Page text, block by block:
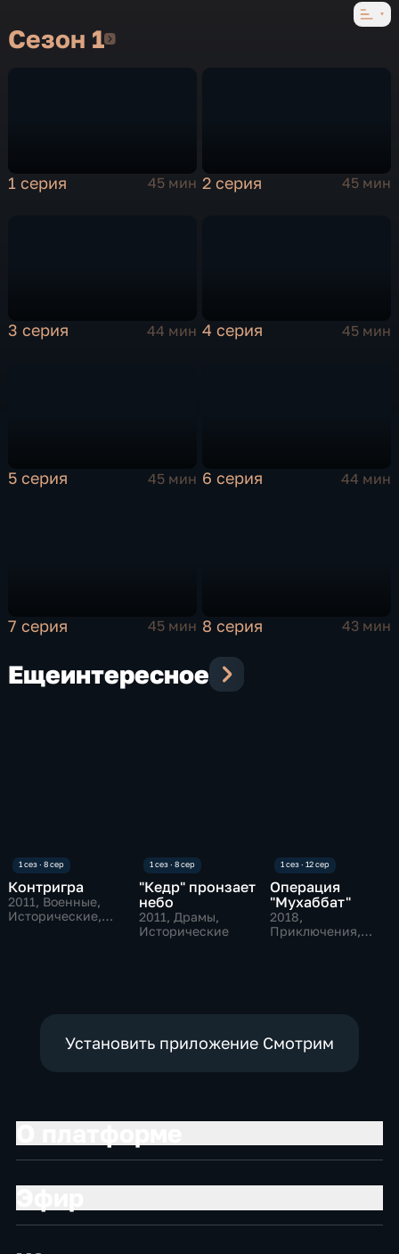
Сезон 1Сезон 1
1 серия 45 мин 2 серия 45 мин
3 серия 44 мин 4 серия 45 мин
5 серия 45 мин 6 серия 44 мин
7 серия 45 мин 8 серия 43 мин
Ещеинтересное
Контригра
2011, Военные,
Исторические,
"Кедр" пронзает
небо
2011, Драмы,
Исторические
Операция
"Мухаббат"
2018,
Приключения,
Установить приложение Смотрим